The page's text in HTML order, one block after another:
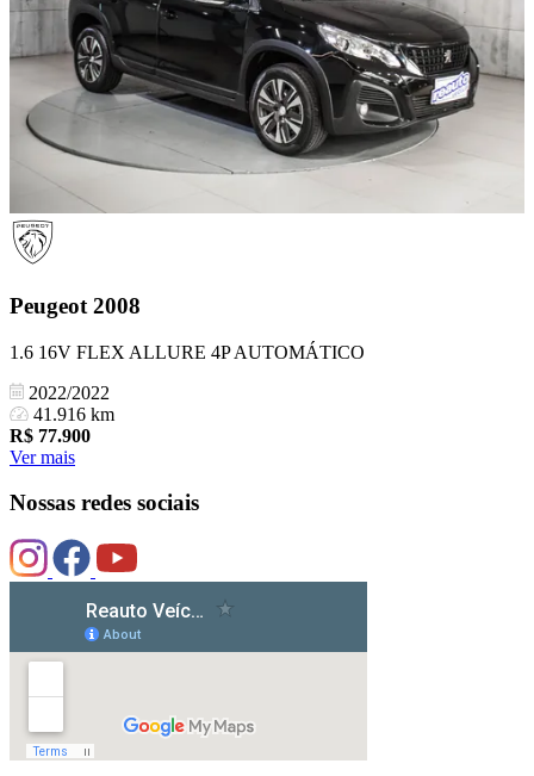
Peugeot 2008
1.6 16V FLEX ALLURE 4P AUTOMÁTICO
2022/2022
41.916 km
R$ 77.900
Ver mais
Nossas redes sociais